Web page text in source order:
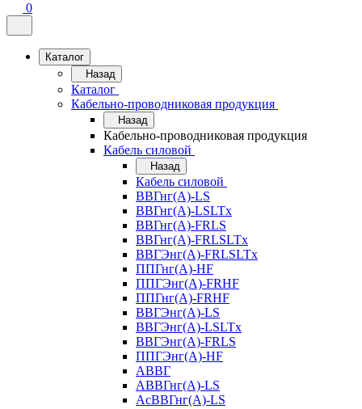
0
Каталог
Назад
Каталог
Кабельно-проводниковая продукция
Назад
Кабельно-проводниковая продукция
Кабель силовой
Назад
Кабель силовой
ВВГнг(А)-LS
ВВГнг(А)-LSLTx
ВВГнг(А)-FRLS
ВВГнг(А)-FRLSLTx
ВВГЭнг(А)-FRLSLTx
ППГнг(А)-HF
ППГЭнг(А)-FRHF
ППГнг(А)-FRHF
ВВГЭнг(А)-LS
ВВГЭнг(А)-LSLTx
ВВГЭнг(А)-FRLS
ППГЭнг(А)-HF
АВВГ
АВВГнг(А)-LS
АсВВГнг(А)-LS